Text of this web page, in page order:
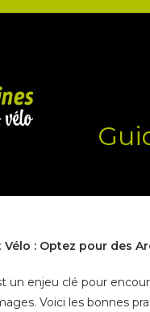
: Optez pour des
un enjeu clé pour
Voici les bonnes